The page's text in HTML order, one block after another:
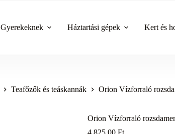
Gyerekeknek Háztartási gépek Kert és
Teafőzők és teáskannák Orion Vízforraló
Orion Vízforraló